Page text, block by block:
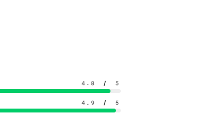
4.8 / 5
4.9 / 5